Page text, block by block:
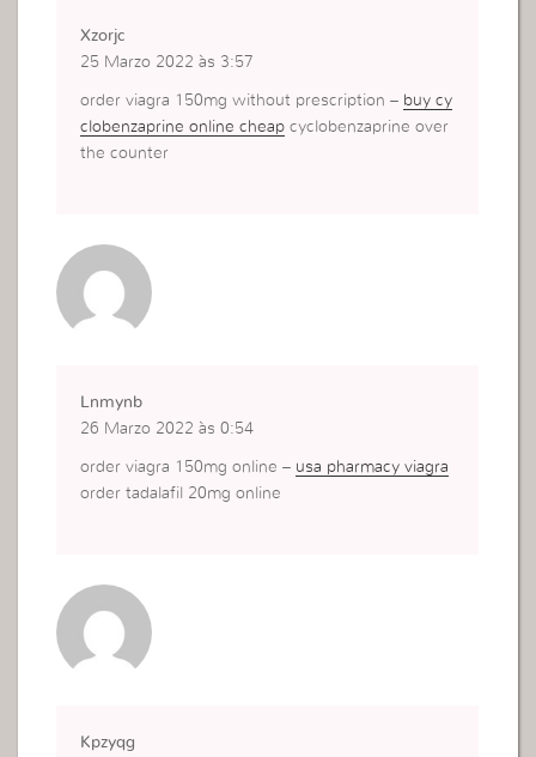
Xzorjc
25 Marzo 2022 às 3:57
order viagra 150mg without prescription – buy cy
clobenzaprine online cheap cyclobenzaprine over
the counter
Lnmynb
26 Marzo 2022 às 0:54
order viagra 150mg online – usa pharmacy viagra
order tadalafil 20mg online
Kpzyqg